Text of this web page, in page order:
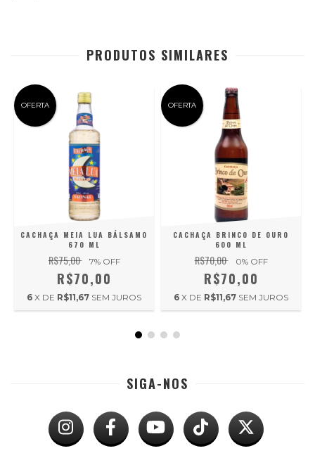
PRODUTOS SIMILARES
OFERTA
CACHAÇA MEIA LUA BÁLSAMO
670 ML
R$75,00 7% OFF
R$70,00
6 X DE R$11,67 SEM JUROS
OFERTA
CACHAÇA BRINCO DE OURO
600 ML
R$70,00 0% OFF
R$70,00
6 X DE R$11,67 SEM JUROS
SIGA-NOS